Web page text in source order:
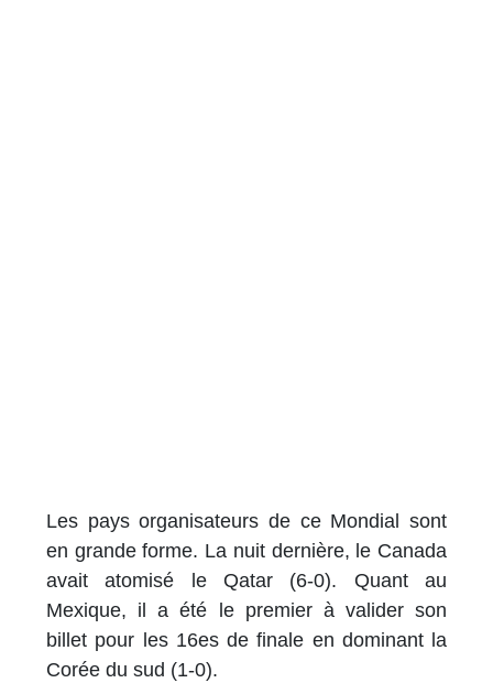
Les pays organisateurs de ce Mondial sont
en grande forme. La nuit dernière, le Canada
avait atomisé le Qatar (6-0). Quant au
Mexique, il a été le premier à valider son
billet pour les 16es de finale en dominant la
Corée du sud (1-0).